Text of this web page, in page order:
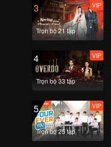
3
Trọn bộ 21 tập
VIP
4
Trọn bộ 33 tập
VIP
5
Trọn bộ 25 tập
VIP